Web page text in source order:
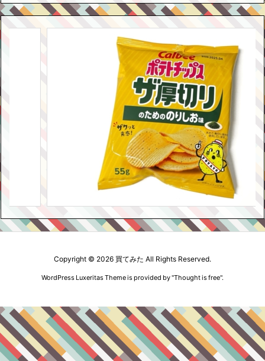
Copyright © 2026 買てみた All Rights Reserved.
WordPress Luxeritas Theme is provided by "Thought is free".